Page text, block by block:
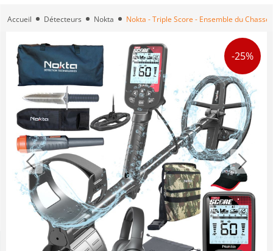
Accueil Détecteurs Nokta Nokta - Triple Score - Ensemble du
-25%